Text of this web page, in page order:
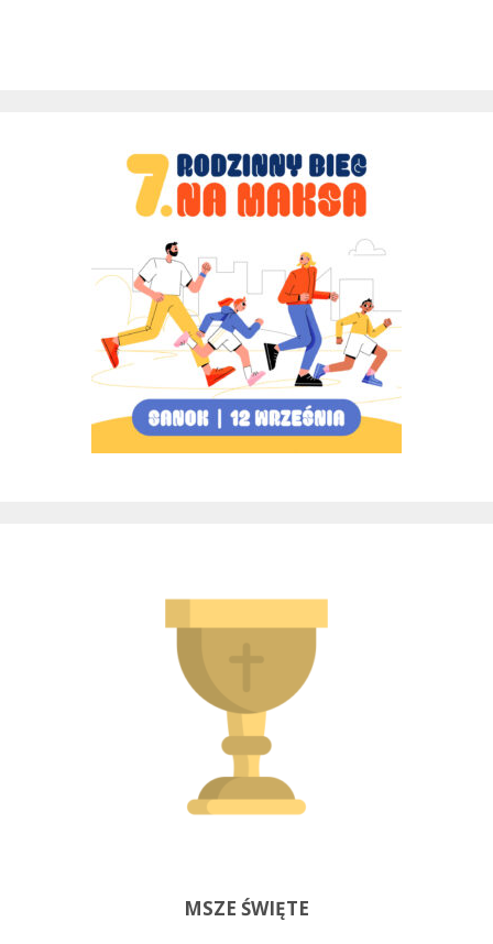
MSZE ŚWIĘTE